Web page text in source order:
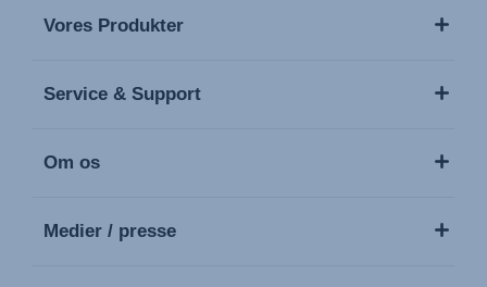
Vores Produkter
Service & Support
Om os
Medier / presse